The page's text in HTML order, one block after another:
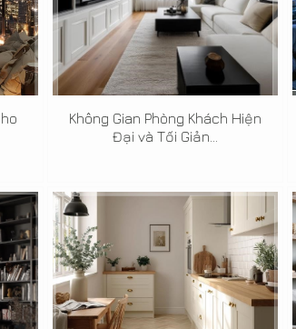
Không Gian Phòng Khách Hiện
Đại và Tối Giản...